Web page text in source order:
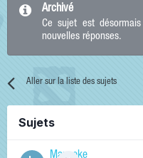
Archivé
Ce sujet est
nouvelles réponses.
Aller sur la liste des sujets
Sujets